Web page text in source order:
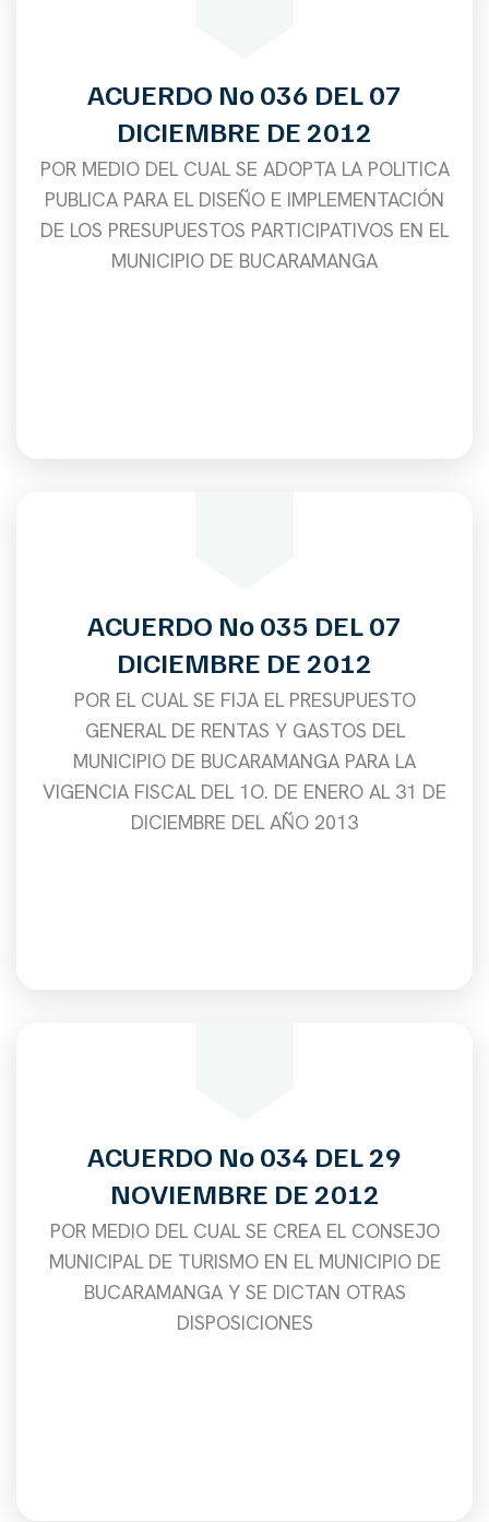
ACUERDO No 036 DEL 07
DICIEMBRE DE 2012
POR MEDIO DEL CUAL SE ADOPTA LA POLITICA
PUBLICA PARA EL DISEÑO E IMPLEMENTACIÓN
DE LOS PRESUPUESTOS PARTICIPATIVOS EN EL
MUNICIPIO DE BUCARAMANGA
ACUERDO No 035 DEL 07
DICIEMBRE DE 2012
POR EL CUAL SE FIJA EL PRESUPUESTO
GENERAL DE RENTAS Y GASTOS DEL
MUNICIPIO DE BUCARAMANGA PARA LA
VIGENCIA FISCAL DEL 1O. DE ENERO AL 31 DE
DICIEMBRE DEL AÑO 2013
ACUERDO No 034 DEL 29
NOVIEMBRE DE 2012
POR MEDIO DEL CUAL SE CREA EL CONSEJO
MUNICIPAL DE TURISMO EN EL MUNICIPIO DE
BUCARAMANGA Y SE DICTAN OTRAS
DISPOSICIONES